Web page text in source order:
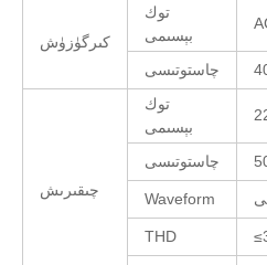
كىرگۈزۈش
توك
بېسىمى
چاستوتىسى
چىقىرىش
توك
بېسىمى
چاستوتىسى
Waveform
THD